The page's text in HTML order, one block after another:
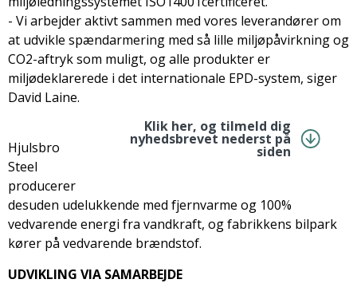
- Vi arbejder aktivt sammen med vores leverandører om
at udvikle spændarmering med så lille miljøpåvirkning og
CO2-aftryk som muligt, og alle produkter er
miljødeklarerede i det internationale EPD-system, siger
David Laine.
Klik her, og tilmeld dig
nyhedsbrevet nederst på
siden
Hjulsbro
Steel
producerer
desuden udelukkende med fjernvarme og 100%
vedvarende energi fra vandkraft, og fabrikkens bilpark
kører på vedvarende brændstof.
UDVIKLING VIA SAMARBEJDE